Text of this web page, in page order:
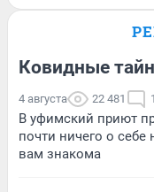
Ковидные
4 августа 22 481 1
В уфимский приют
почти ничего о
вам знакома